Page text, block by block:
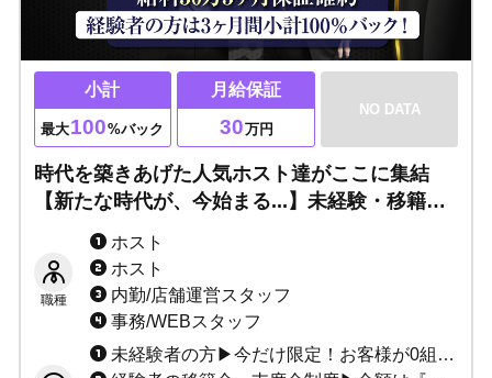
小計
最大100%バック
月給保証
30万円
NO DATA
時代を築きあげた人気ホスト達がここに集結
【新たな時代が、今始まる...】未経験・移籍者
（経験者）大歓迎！次世代のモンスターは君
だ！
職種
ホスト
ホスト
内勤/店舗運営スタッフ
事務/WEBスタッフ
未経験者の方▶今だけ限定！お客様が0組0万でも給料30万3ヶ月保証確約！ 経験者の方▶3ヶ月間驚異の小計100％バック！